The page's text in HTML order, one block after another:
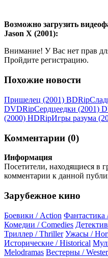
Возможно загрузить
Jason X (2001):
Внимание! У Вас нет прав
Пройдите регистрацию.
Похожие новости
Пришелец (2001) ВDRір
DVDRірСердцеедки (2001)
(2000) НDRірИгры разума
Комментарии (0)
Информация
Посетители, находящиеся в
комментарии к данной
Зарубежное кино
Боевики / Action Фантастика
Комедии / Comedies
Триллер / Thriller Ужасы /
Исторические / Historical
Melodramas Вестерны /